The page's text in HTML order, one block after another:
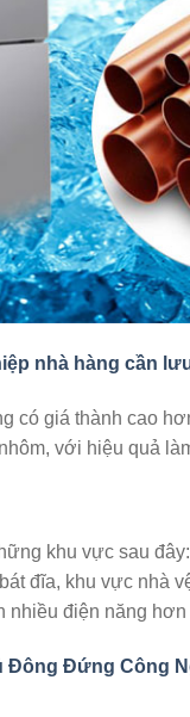
nhà hàng cần
có giá thành cao
với hiệu quả
khu vực sau đây:
đĩa, khu vực nhà
nhiều điện năng
Đông Đứng Công